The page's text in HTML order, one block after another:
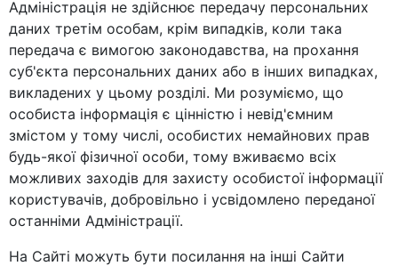
Адміністрація не здійснює передачу персональних
даних третім особам, крім випадків, коли така
передача є вимогою законодавства, на прохання
суб'єкта персональних даних або в інших випадках,
викладених у цьому розділі. Ми розуміємо, що
особиста інформація є цінністю і невід'ємним
змістом у тому числі, особистих немайнових прав
будь-якої фізичної особи, тому вживаємо всіх
можливих заходів для захисту особистої інформації
користувачів, добровільно і усвідомлено переданої
останніми Адміністрації.
На Сайті можуть бути посилання на інші Сайти